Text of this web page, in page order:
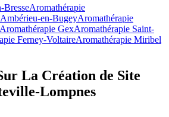
BresseAromathérapie
en-BugeyAromathérapie
Aromathérapie GexAromathérapie Saint-
Ferney-VoltaireAromathérapie Miribel
La Création de Site
Lompnes